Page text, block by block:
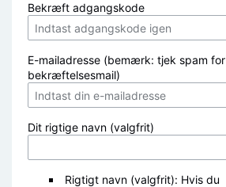
Bekræft adgangskode
E-mailadresse (bemærk: tjek spam for
bekræftelsesmail)
Dit rigtige navn (valgfrit)
Rigtigt navn (valgfrit): Hvis du